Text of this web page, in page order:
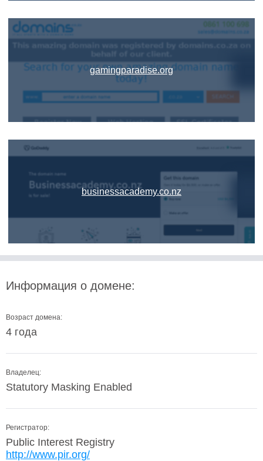
gamingparadise.org
businessacademy.co.nz
Информация о домене:
Возраст домена:
4 года
Владелец:
Statutory Masking Enabled
Регистратор:
Public Interest Registry
http://www.pir.org/